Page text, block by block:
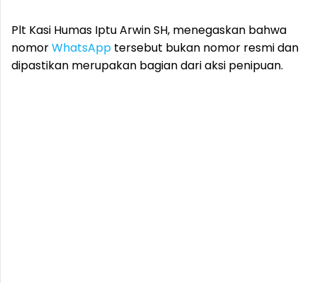
Plt Kasi Humas Iptu Arwin SH, menegaskan bahwa
nomorWhatsApp tersebut bukan nomor resmi dan
dipastikan merupakan bagian dari aksi penipuan.